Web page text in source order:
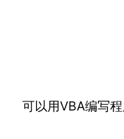
可以用VBA编写